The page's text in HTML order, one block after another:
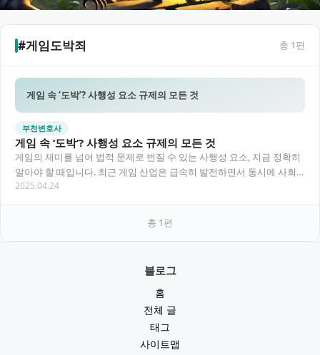
#게임도박죄 총 1편
게임 속 ‘도박’? 사행성 요소 규제의 모든 것
부천변호사
게임 속 ‘도박’? 사행성 요소 규제의 모든 것
게임의 재미를 넘어 법적 문제로 번질 수 있는 사행성 요소, 지금 정확히
알아야 할 때입니다. 최근 게임 산업은 급속히 발전하면서 동시에 사회
적 책임에 대한 요구도 커지고 있습니다…
2025.04.24
총 1편
블로그
홈
전체 글
태그
사이트맵